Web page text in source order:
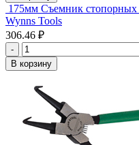
175мм Съемник
Wynns Tools
306.46 ₽
-
В корзину